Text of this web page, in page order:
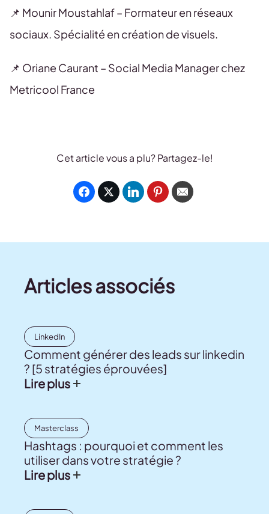
📌 Mounir Moustahlaf – Formateur en réseaux
sociaux. Spécialité en création de visuels.
📌 Oriane Caurant – Social Media Manager chez
Metricool France
Cet article vous a plu? Partagez-le!
Articles associés
LinkedIn
Comment générer des leads sur linkedin
? [5 stratégies éprouvées]
Lire plus
Masterclass
Hashtags : pourquoi et comment les
utiliser dans votre stratégie ?
Lire plus